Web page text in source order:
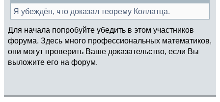
Я убеждён, что доказал теорему Коллатца.
Для начала попробуйте убедить в этом участников
форума. Здесь много профессиональных математиков,
они могут проверить Ваше доказательство, если Вы
выложите его на форум.